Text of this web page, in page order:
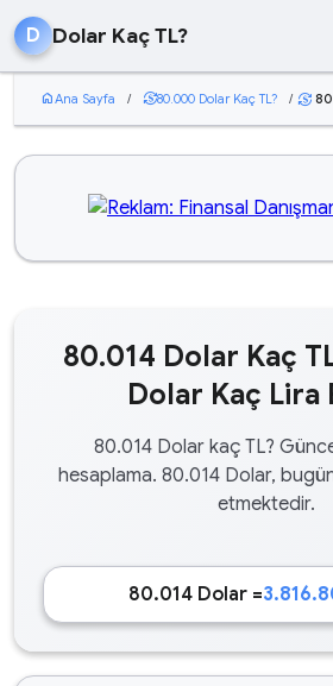
D Dolar Kaç TL?
homeAna Sayfa / currency_exchange80.000 Dolar Kaç TL? / currency_exchange
80.014 Dolar Kaç
Dolar Kaç Lira
80.014 Dolar kaç TL?
hesaplama. 80.014 Dolar,
etmektedir.
80.014 Dolar =